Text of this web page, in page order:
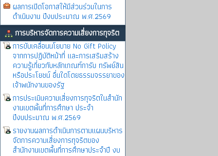
ผลการเปิดโอกาสให้มีส่วนร่วมในการ
ดำเนินงาน ปีงบประมาณ พ.ศ.2569
การบริหารจัดการความเสี่ยงการทุจริต
การขับเคลื่อนนโยบาย No Gift Policy
จากการปฏิบัติหน้าที่ และการเสริมสร้าง
ความรู้เกี่ยวกับหลักเกณฑ์การับ ทรัพย์สิน
หรือประโยชน์ อื่นใดโดยธรรมจรรยาของ
เจ้าพนักงานของรัฐ
การประเมินความเสี่ยงการทุจริตในสำนัก
งานเขตพิ้นที่การศึกษา ประจำ
ปีงบประมาณ พ.ศ.2569
รายงานผลการดำเนินการตามแผนบริหาร
จัดการความเสี่ยงการทุจริตของ
สำนักงานเขตพื้นที่การศึกษาประจำปี งบ